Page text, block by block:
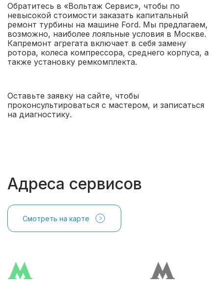
Обратитесь в «Вольтаж Сервис», чтобы по
невысокой стоимости заказать капитальный
ремонт турбины на машине Ford. Мы предлагаем,
возможно, наиболее лояльные условия в Москве.
Капремонт агрегата включает в себя замену
ротора, колеса компрессора, среднего корпуса, а
также установку ремкомплекта.
Оставьте заявку на сайте, чтобы
проконсультироваться с мастером, и записаться
на диагностику.
Адреса сервисов
Смотреть на карте